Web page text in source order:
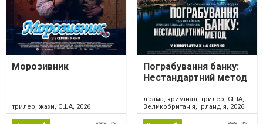
Морозивник
трилер, жахи, США, 2026
Пограбування банку:
Нестандартний метод
драма, кримінал, трилер, США,
Великобританія, Ірландія, 2026